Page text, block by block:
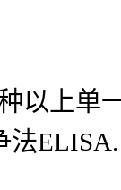
以上单
法ELISA.